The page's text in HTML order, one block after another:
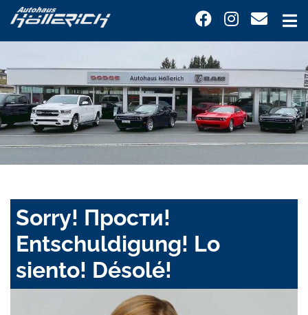
Sorry! Прости!
Entschuldigung! Lo
siento! Désolé!